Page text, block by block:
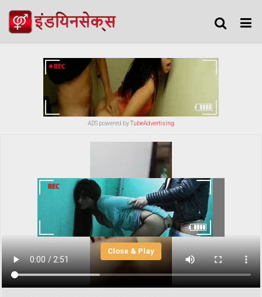
ADS powered byTubeAdvertising
Close & Play